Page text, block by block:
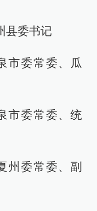
县委书记
市委常委、瓜
市委常委、统
州委常委、副